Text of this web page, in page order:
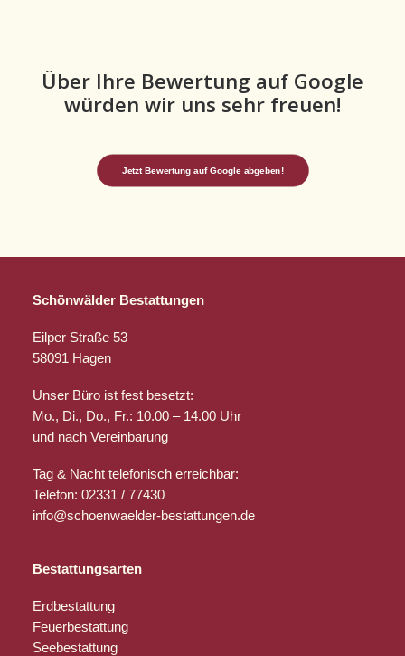
Über Ihre Bewertung auf Google
würden wir uns sehr freuen!
Jetzt Bewertung auf Google abgeben!
Schönwälder Bestattungen
Eilper Straße 53
58091 Hagen
Unser Büro ist fest besetzt:
Mo., Di., Do., Fr.: 10.00 – 14.00 Uhr
und nach Vereinbarung
Tag & Nacht telefonisch erreichbar:
Telefon: 02331 / 77430
info@schoenwaelder-bestattungen.de
Bestattungsarten
Erdbestattung
Feuerbestattung
Seebestattung